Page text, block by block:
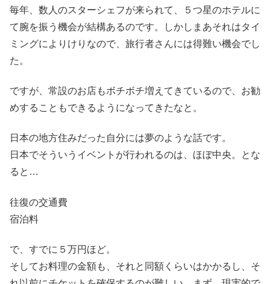
毎年、数人のスターシェフが来られて、５つ星のホテルに
て腕を振う機会が結構あるのです。しかしまあそれはタイ
ミングによりけりなので、旅行者さんには得難い機会でし
た。
ですが、常設のお店もボチボチ増えてきているので、お勧
めすることもできるようになってきたなと。
日本の地方住みだった自分には夢のような話です。
日本でそういうイベントが行われるのは、ほぼ中央。とな
ると…
往復の交通費
宿泊料
で、すでに５万円ほど。
そしてお料理の金額も、それと同額くらいはかかるし、そ